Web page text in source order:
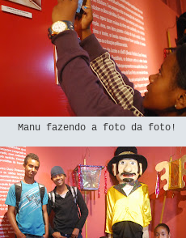
Manu fazendo a foto da foto!